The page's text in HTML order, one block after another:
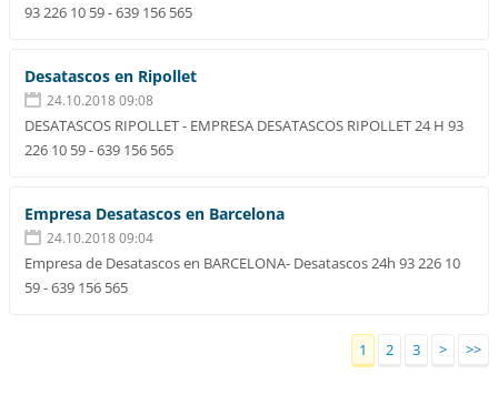
93 226 10 59 - 639 156 565
Desatascos en Ripollet
24.10.2018 09:08
DESATASCOS RIPOLLET - EMPRESA DESATASCOS RIPOLLET 24 H 93
226 10 59 - 639 156 565
Empresa Desatascos en Barcelona
24.10.2018 09:04
Empresa de Desatascos en BARCELONA- Desatascos 24h 93 226 10
59 - 639 156 565
1 2 3 > >>